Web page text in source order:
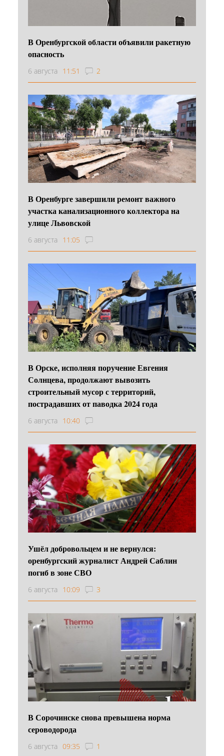
В Оренбургской области объявили ракетную
опасность
6 августа 11:51 2
В Оренбурге завершили ремонт важного
участка канализационного коллектора на
улице Львовской
6 августа 11:05
В Орске, исполняя поручение Евгения
Солнцева, продолжают вывозить
строительный мусор с территорий,
пострадавших от паводка 2024 года
6 августа 10:40
Ушёл добровольцем и не вернулся:
оренбургский журналист Андрей Саблин
погиб в зоне СВО
6 августа 10:09 3
В Сорочинске снова превышена норма
сероводорода
6 августа 09:35 1